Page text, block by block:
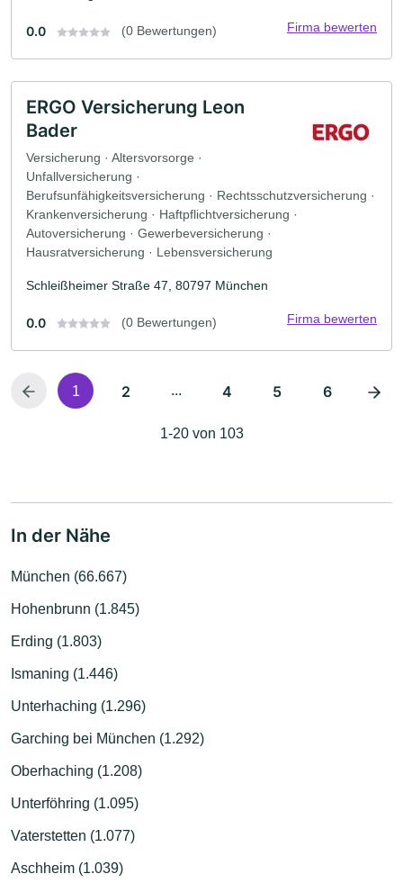
0.0 (0 Bewertungen) Firma bewerten
ERGO Versicherung Leon
Bader
Versicherung · Altersvorsorge ·
Unfallversicherung ·
Berufsunfähigkeitsversicherung · Rechtsschutzversicherung ·
Krankenversicherung · Haftpflichtversicherung ·
Autoversicherung · Gewerbeversicherung ·
Hausratversicherung · Lebensversicherung
Schleißheimer Straße 47, 80797 München
0.0 (0 Bewertungen) Firma bewerten
1 2 ... 4 5 6
1-20 von 103
In der Nähe
München (66.667)
Hohenbrunn (1.845)
Erding (1.803)
Ismaning (1.446)
Unterhaching (1.296)
Garching bei München (1.292)
Oberhaching (1.208)
Unterföhring (1.095)
Vaterstetten (1.077)
Aschheim (1.039)